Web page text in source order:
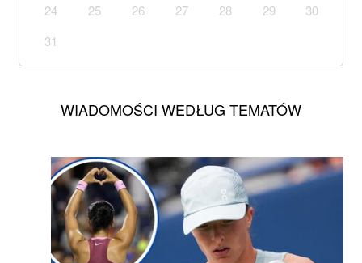
24
25 26 27 28 29
30
31
WIADOMOŚCI WEDŁUG TEMATÓW